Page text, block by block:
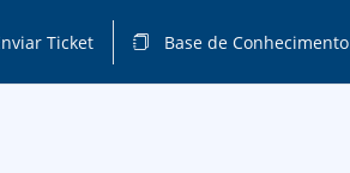
Ticket Base de Conhecimento